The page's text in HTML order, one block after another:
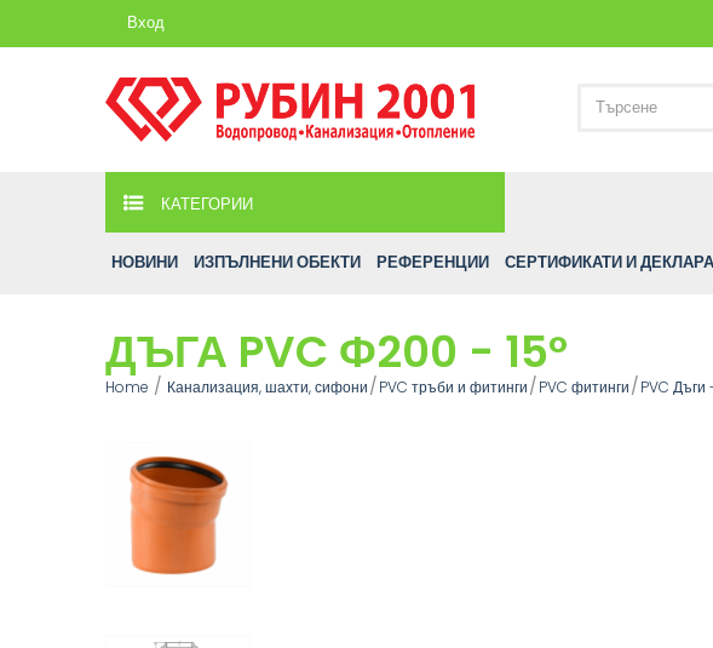
Вход
КАТЕГОРИИ
НОВИНИ ИЗПЪЛНЕНИ ОБЕКТИ РЕФЕРЕНЦИИ СЕРТИФИКАТИ И
ДЪГА PVC Ф200 - 15°
Home Канализация, шахти, сифони PVC тръби и фитинги PVC фитинги PVC Дъги